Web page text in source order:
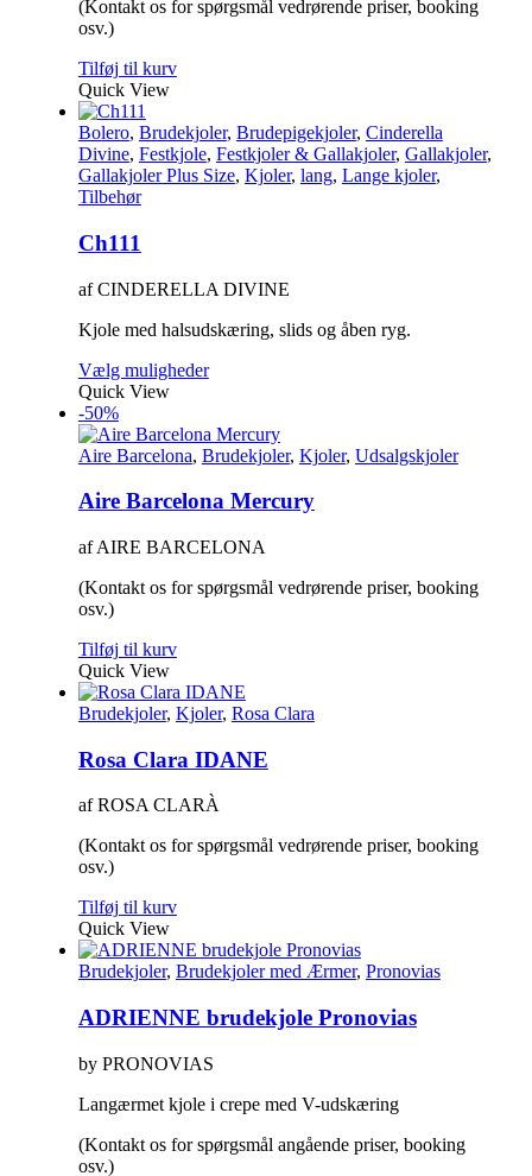
(Kontakt os for spørgsmål vedrørende priser, booking
osv.)
Tilføj til kurv
Quick View
Bolero, Brudekjoler, Brudepigekjoler, Cinderella
Divine, Festkjole, Festkjoler & Gallakjoler, Gallakjoler,
Gallakjoler Plus Size, Kjoler, lang, Lange kjoler,
Tilbehør
Ch111
af CINDERELLA DIVINE
Kjole med halsudskæring, slids og åben ryg.
Vælg mulighederDette
flere
varianter.
kan
på
Quick View
-50%
Aire Barcelona, Brudekjoler, Kjoler, Udsalgskjoler
Aire Barcelona Mercury
af AIRE BARCELONA
(Kontakt os for spørgsmål vedrørende priser, booking
osv.)
Tilføj til kurv
Quick View
Brudekjoler, Kjoler, Rosa Clara
Rosa Clara IDANE
af ROSA CLARÀ
(Kontakt os for spørgsmål vedrørende priser, booking
osv.)
Tilføj til kurv
Quick View
Brudekjoler, Brudekjoler med Ærmer, Pronovias
ADRIENNE brudekjole Pronovias
by PRONOVIAS
Langærmet kjole i crepe med V-udskæring
(Kontakt os for spørgsmål angående priser, booking
osv.)